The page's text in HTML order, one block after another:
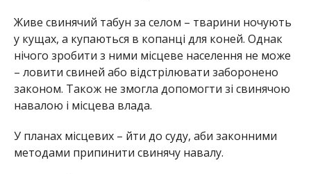
Живе свинячий табун за селом – тварини ночують
у кущах, а купаються в копанці для коней. Однак
нічого зробити з ними місцеве населення не може
– ловити свиней або відстрілювати заборонено
законом. Також не змогла допомогти зі свинячою
навалою і місцева влада.
У планах місцевих – йти до суду, аби законними
методами припинити свинячу навалу.